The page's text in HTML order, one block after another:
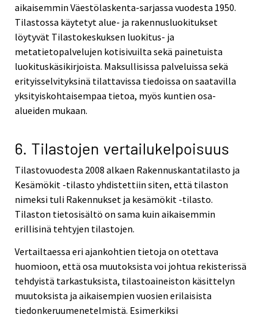
aikaisemmin Väestölaskenta-sarjassa vuodesta 1950.
Tilastossa käytetyt alue- ja rakennusluokitukset
löytyvät Tilastokeskuksen luokitus- ja
metatietopalvelujen kotisivuilta sekä painetuista
luokituskäsikirjoista. Maksullisissa palveluissa sekä
erityisselvityksinä tilattavissa tiedoissa on saatavilla
yksityiskohtaisempaa tietoa, myös kuntien osa-
alueiden mukaan.
6. Tilastojen vertailukelpoisuus
Tilastovuodesta 2008 alkaen Rakennuskantatilasto ja
Kesämökit -tilasto yhdistettiin siten, että tilaston
nimeksi tuli Rakennukset ja kesämökit -tilasto.
Tilaston tietosisältö on sama kuin aikaisemmin
erillisinä tehtyjen tilastojen.
Vertailtaessa eri ajankohtien tietoja on otettava
huomioon, että osa muutoksista voi johtua rekisterissä
tehdyistä tarkastuksista, tilastoaineiston käsittelyn
muutoksista ja aikaisempien vuosien erilaisista
tiedonkeruumenetelmistä. Esimerkiksi